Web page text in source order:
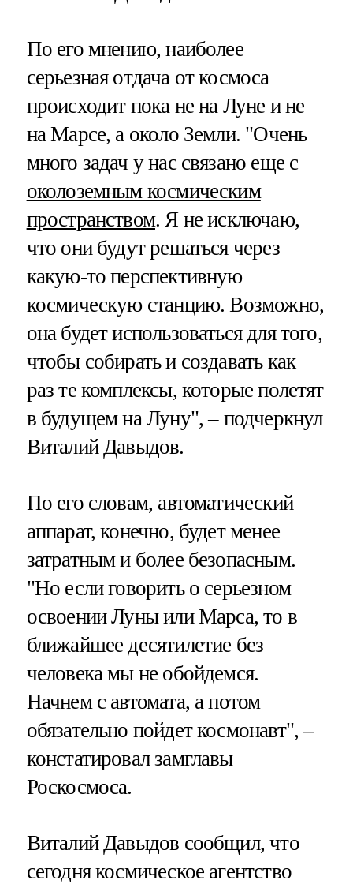
По его мнению, наиболее
серьезная отдача от космоса
происходит пока не на Луне и не
на Марсе, а около Земли. "Очень
много задач у нас связано еще с
околоземным космическим
пространством. Я не исключаю,
что они будут решаться через
какую-то перспективную
космическую станцию. Возможно,
она будет использоваться для того,
чтобы собирать и создавать как
раз те комплексы, которые полетят
в будущем на Луну", – подчеркнул
Виталий Давыдов.
По его словам, автоматический
аппарат, конечно, будет менее
затратным и более безопасным.
"Но если говорить о серьезном
освоении Луны или Марса, то в
ближайшее десятилетие без
человека мы не обойдемся.
Начнем с автомата, а потом
обязательно пойдет космонавт", –
констатировал замглавы
Роскосмоса.
Виталий Давыдов сообщил, что
сегодня космическое агентство